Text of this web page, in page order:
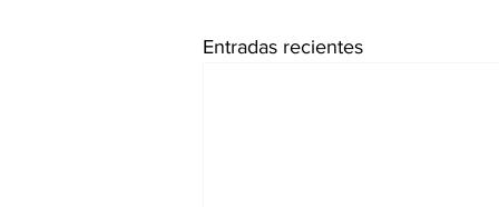
Entradas recientes